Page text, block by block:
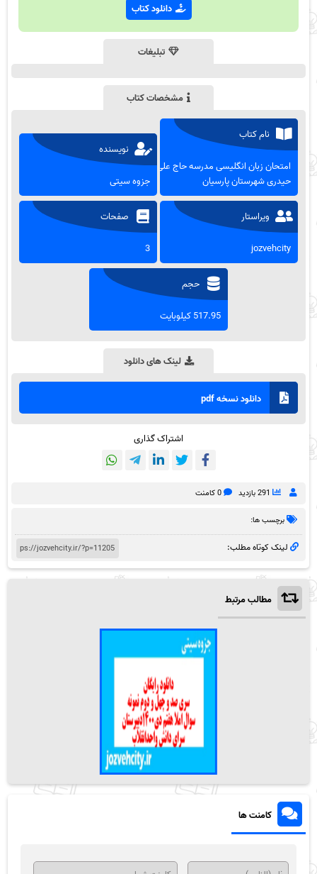
دانلود کتاب
تبلیغات
مشخصات کتاب
نام کتاب
امتحان زبان انگلیسی مدرسه حاج علی
حیدری شهرستان پارسیان
نویسنده
جزوه سیتی
ویراستار
jozvehcity
صفحات
3
حجم
517.95 کیلوبایت
لینک های دانلود
دانلود نسخه pdf
اشتراک گذاری
291 بازدید 0 کامنت
برچسب ها:
لینک کوتاه مطلب:
مطالب مرتبط
کامنت ها